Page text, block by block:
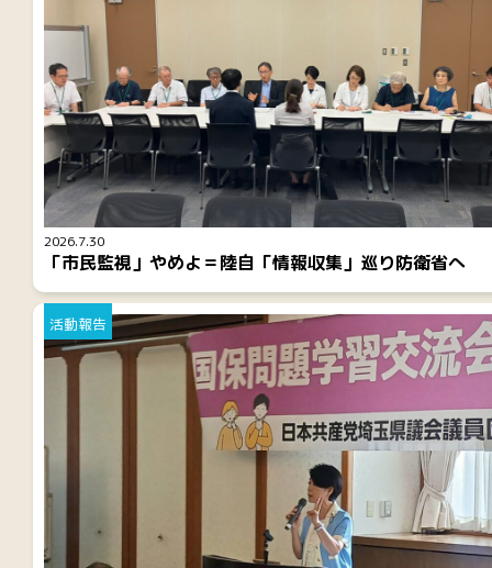
2026.7.30
「市民監視」やめよ＝陸自「情報収集」巡り防衛省へ
活動報告